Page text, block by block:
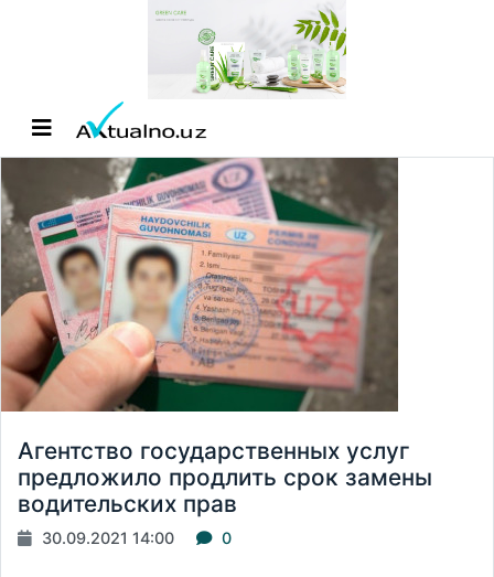
Агентство государственных услуг
предложило продлить срок замены
водительских прав
30.09.2021 14:00 0